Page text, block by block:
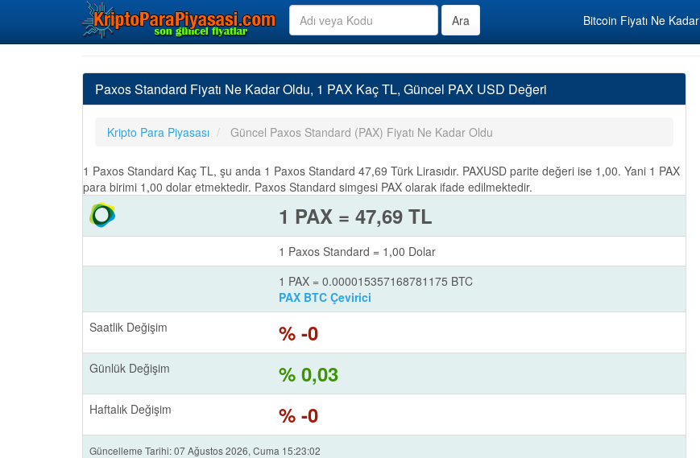
Bitcoin Fiyatı Ne Kadar
Paxos Standard Fiyatı Ne Kadar Oldu, 1 PAX Kaç TL, Güncel PAX USD Değeri
Kripto Para Piyasası Güncel Paxos Standard (PAX) Fiyatı Ne Kadar Oldu
1 Paxos Standard Kaç TL, şu anda 1 Paxos Standard 47,69 Türk Lirasıdır. PAXUSD parite değeri ise 1,00. Yani 1 PAX
para birimi 1,00 dolar etmektedir. Paxos Standard simgesi PAX olarak ifade edilmektedir.
1 PAX = 47,69 TL
1 Paxos Standard = 1,00 Dolar
1 PAX = 0.000015357168781175 BTC
PAX BTC Çevirici
Saatlik Değişim
% -0
Günlük Değişim % 0,03
Haftalık Değişim % -0
Güncelleme Tarihi: 07 Ağustos 2026, Cuma 15:23:02